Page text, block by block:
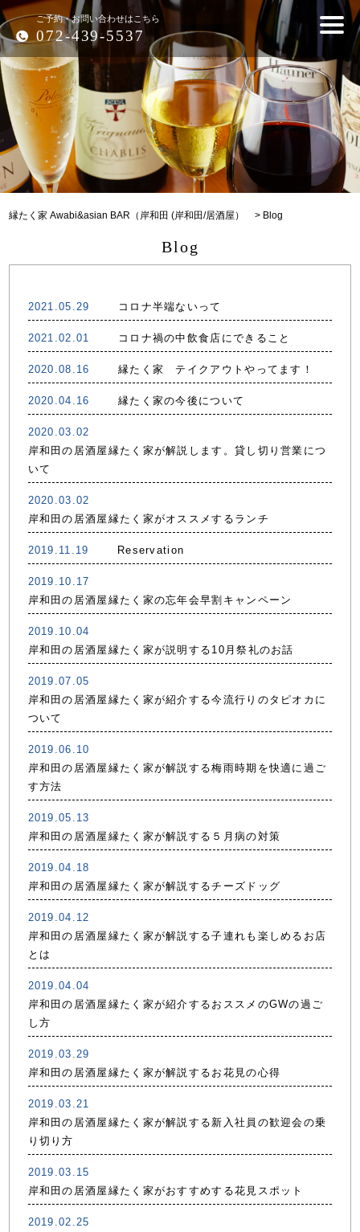
ご予約・お問い合わせはこちら
072-439-5537
縁たく家 Awabi&asian BAR（岸和田 (岸和田/居酒屋） > Blog
Blog
2021.05.29 コロナ半端ないって
2021.02.01 コロナ禍の中飲食店にできること
2020.08.16 縁たく家 テイクアウトやってます！
2020.04.16 縁たく家の今後について
2020.03.02
岸和田の居酒屋縁たく家が解説します。貸し切り営業につ
いて
2020.03.02
岸和田の居酒屋縁たく家がオススメするランチ
2019.11.19 Reservation
2019.10.17
岸和田の居酒屋縁たく家の忘年会早割キャンペーン
2019.10.04
岸和田の居酒屋縁たく家が説明する10月祭礼のお話
2019.07.05
岸和田の居酒屋縁たく家が紹介する今流行りのタピオカに
ついて
2019.06.10
岸和田の居酒屋縁たく家が解説する梅雨時期を快適に過ご
す方法
2019.05.13
岸和田の居酒屋縁たく家が解説する５月病の対策
2019.04.18
岸和田の居酒屋縁たく家が解説するチーズドッグ
2019.04.12
岸和田の居酒屋縁たく家が解説する子連れも楽しめるお店
とは
2019.04.04
岸和田の居酒屋縁たく家が紹介するおススメのGWの過ご
し方
2019.03.29
岸和田の居酒屋縁たく家が解説するお花見の心得
2019.03.21
岸和田の居酒屋縁たく家が解説する新入社員の歓迎会の乗
り切り方
2019.03.15
岸和田の居酒屋縁たく家がおすすめする花見スポット
2019.02.25